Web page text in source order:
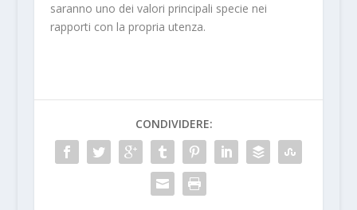
saranno uno dei valori principali specie nei
rapporti con la propria utenza.
CONDIVIDERE: